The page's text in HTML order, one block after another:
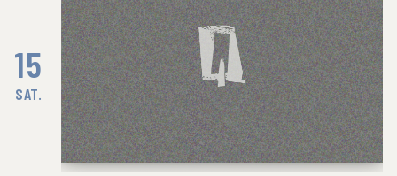
出店：
大橋裕之（似顔絵）
YANGGAO（カレー、グッズ）
シヤチル（喫茶メニュー）
わなげボーボー（わなげ）
スペースたのしい（玩具、雑貨）
CAN BUY RECORDS（レコード）
15
SAT.